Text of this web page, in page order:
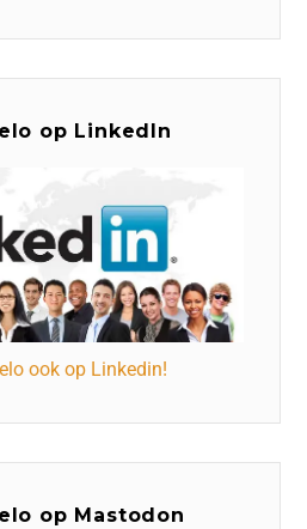
op LinkedIn
ook op Linkedin!
op Mastodon